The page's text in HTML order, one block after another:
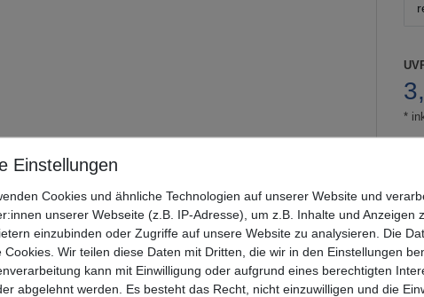
*
Cookies und ähnliche Technologien auf unserer Website und
unserer Webseite (z.B. IP-Adresse), um z.B. Inhalte und Anzeigen
einzubinden oder Zugriffe auf unsere Website zu analysieren. Die
Cookies. Wir teilen diese Daten mit Dritten, die wir in den Einstellungen
kann mit Einwilligung oder aufgrund eines berechtigten
abgelehnt werden. Es besteht das Recht, nicht einzuwilligen und die